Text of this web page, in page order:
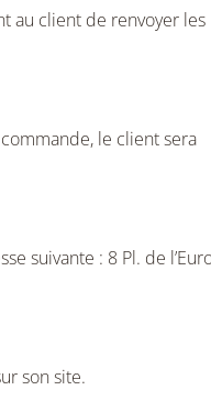
au client de renvoyer les
le client sera
suivante : 8 Pl. de
son site.